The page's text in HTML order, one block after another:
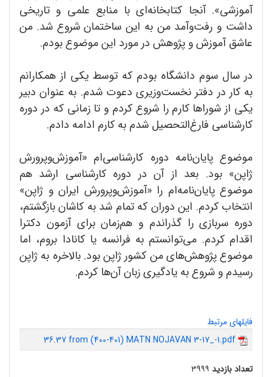
آموزشی». آنجا کتابخانه‌ای با منابع علمی و تاریخی
داشت و رفت‌و‌آمد من به این ساختمان شروع شد. من
عاشق آموزش و پژوهش در مورد این موضوع بودم.
در سال سوم دانشگاه بودم که توسط یکی از همکارانم
به کار در دفتر نخست‌وزیری دعوت شدم. به عنوان دبیر
یکی از شوراها کارم را شروع کردم و تا زمانی که در دوره
کارشناسی فارغ‌التحصیل شدم به کارم ادامه دادم.
موضوع پایان‌نامه دوره کارشناسی‌ام «آموزش‌و‌پرورش
ژاپن» بود. بعد از آن در دوره کارشناسی ارشد هم
موضوع پایان‌نامه‌ام را «آموزش‌و‌پرورش ایران و ژاپن»
انتخاب کردم. این دوران که تمام شد به کاشان بازگشتم،
دوره سربازی را گذراندم و هم‌زمان برای آزمون دکترا
اقدام کردم. می‌توانستم به فرانسه یا کانادا بروم، اما
موضوع پژوهش‌های من کشور ژاپن بود. بالاخره به ژاپن
رسیدم و شروع به یادگیری زبان آن‌ها کردم.
فایلهای مرتبط
36.37 from (400-401) MATN NOJAVAN 3-17_-1.pdf
تعداد بازدید ۳۹۹۹